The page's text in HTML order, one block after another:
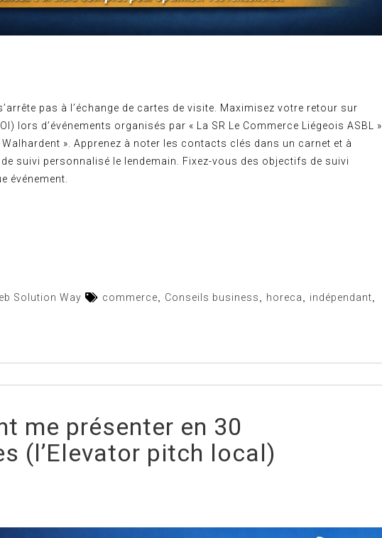
pas à l’échange de cartes de visite. Maximisez votre retour sur
lors d’événements organisés par « La SR Le Commerce Liégeois ASBL »
». Apprenez à noter les contacts clés dans un carnet et à
suivi personnalisé le lendemain. Fixez-vous des objectifs de suivi
événement.
Solution Way commerce Conseils business horeca indépendant
me présenter en 30
(l’Elevator pitch local)